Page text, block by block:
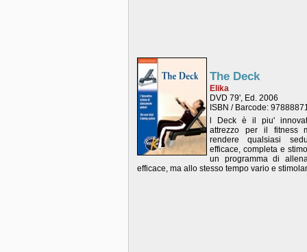
The Deck
Elika
DVD 79', Ed. 2006
ISBN / Barcode:
l Deck è il piu'
attrezzo per il fitness
rendere qualsiasi
efficace, completa e
un programma di
efficace, ma allo stesso tempo vario e